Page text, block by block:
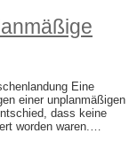
Eine
einer unplanmäßigen
dass keine
worden waren.…